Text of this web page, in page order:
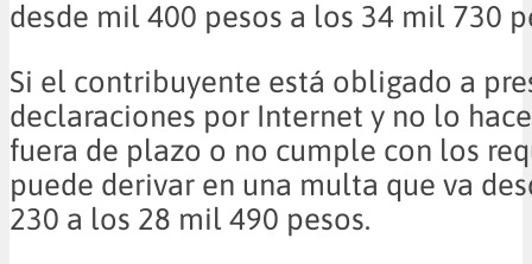
desde mil 400 pesos a los 34 mil 730
Si el contribuyente está obligado a
declaraciones por Internet y no lo
fuera de plazo o no cumple con los
puede derivar en una multa que va
230 a los 28 mil 490 pesos.